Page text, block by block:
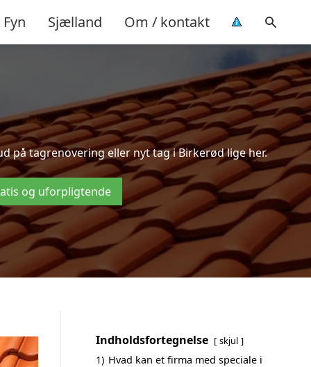
Fyn Sjælland Om / kontakt
på tagrenovering eller nyt tag i Birkerød lige her.
og uforpligtende
Indholdsfortegnelse skjul
1) Hvad kan et firma med speciale i